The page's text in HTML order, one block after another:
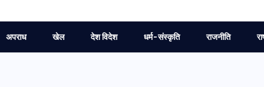
अपराध खेल देश विदेश धर्म-संस्कृति राजनीति